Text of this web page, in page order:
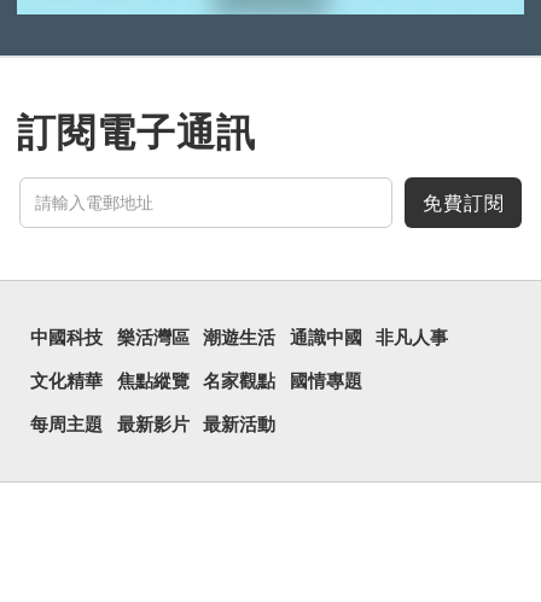
訂閱電子通訊
免費訂閱
中國科技 樂活灣區 潮遊生活 通識中國 非凡人事
文化精華 焦點縱覽 名家觀點 國情專題
每周主題 最新影片 最新活動